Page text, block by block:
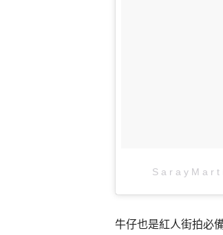
S a r a y M a r t
牛仔也是紅人街拍必